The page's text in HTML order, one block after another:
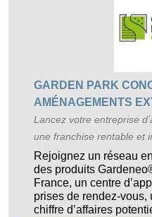
GARDEN PARK
AMÉNAGEMENTS
Lancez votre entreprise
une franchise rentable et
Rejoignez un réseau
des produits
France, un centre
prises de rendez-vous,
chiffre dʼaffaires